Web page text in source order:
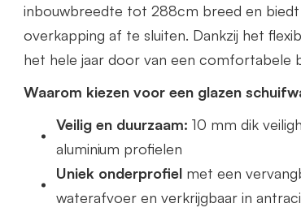
inbouwbreedte tot 288cm breed en
overkapping af te sluiten. Dankzij het
het hele jaar door van een comfortabele
Waarom kiezen voor een glazen
Veilig en duurzaam: 10 mm dik
aluminium profielen
Uniek onderprofiel met een
waterafvoer en verkrijgbaar in